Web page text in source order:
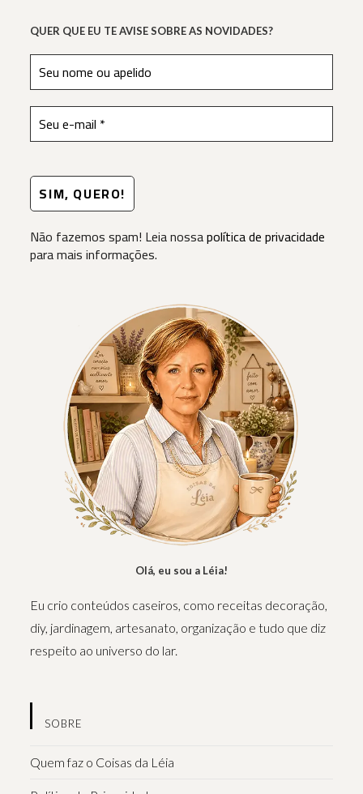
QUER QUE EU TE AVISE SOBRE AS NOVIDADES?
Não fazemos spam! Leia nossapolítica de privacidade
para mais informações.
Olá, eu sou a Léia!
Eu crio conteúdos caseiros, como receitas decoração,
diy, jardinagem, artesanato, organização e tudo que diz
respeito ao universo do lar.
SOBRE
Quem faz o Coisas da Léia